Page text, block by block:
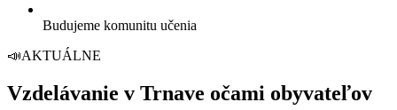
Budujeme komunitu učenia
📣AKTUÁLNE
Vzdelávanie v Trnave očami obyvateľov